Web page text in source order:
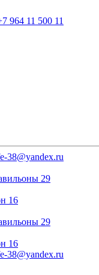
964 11 500 11
38@yandex.ru
29
16
29
16
38@yandex.ru